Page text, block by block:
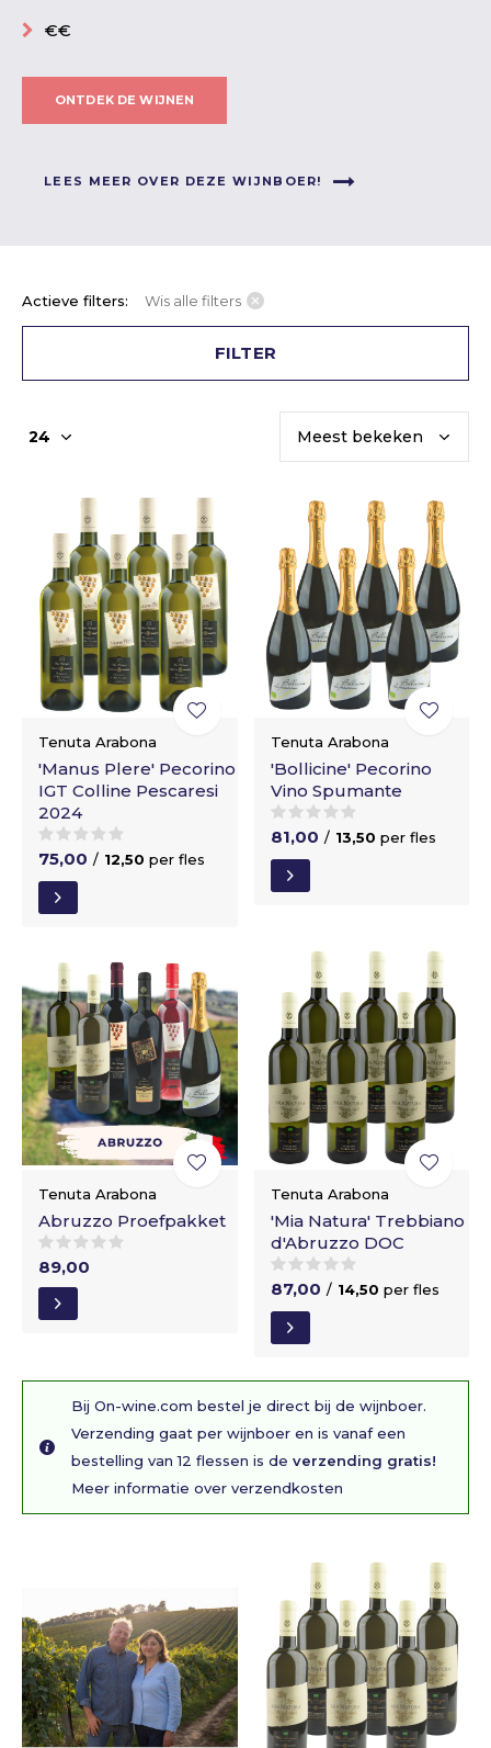
€€
ONTDEK DE WIJNEN
LEES MEER OVER DEZE WIJNBOER!
Actieve filters: Wis alle filters
FILTER
Tenuta Arabona
'Manus Plere' Pecorino
IGT Colline Pescaresi
2024
75,00 / 12,50 per fles
Tenuta Arabona
'Bollicine' Pecorino
Vino Spumante
81,00 / 13,50 per fles
Tenuta Arabona
Abruzzo Proefpakket
89,00
Tenuta Arabona
'Mia Natura' Trebbiano
d'Abruzzo DOC
87,00 / 14,50 per fles
Bij On-wine.com bestel je direct bij de wijnboer.
Verzending gaat per wijnboer en is vanaf een
bestelling van 12 flessen is de verzending gratis!
Meer informatie over verzendkosten